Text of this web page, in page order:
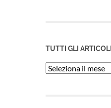
TUTTI GLI ARTICOLI
Tutti